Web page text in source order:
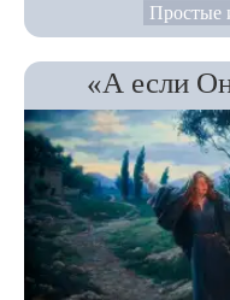
Простые
«А если